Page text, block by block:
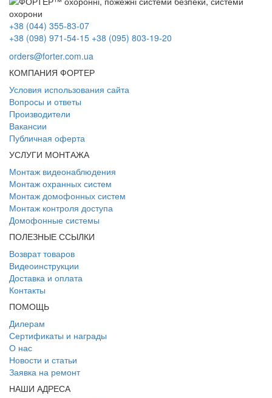
+38 (044) 355-83-07
+38 (098) 971-54-15 +38 (095) 803-19-20
orders@forter.com.ua
КОМПАНИЯ ФОРТЕР
Условия использования сайта
Вопросы и ответы
Производители
Вакансии
Публичная оферта
УСЛУГИ МОНТАЖА
Монтаж видеонаблюдения
Монтаж охранных систем
Монтаж домофонных систем
Монтаж контроля доступа
Домофонные системы
ПОЛЕЗНЫЕ ССЫЛКИ
Возврат товаров
Видеоинструкции
Доставка и оплата
Контакты
ПОМОЩЬ
Дилерам
Сертификаты и награды
О нас
Новости и статьи
Заявка на ремонт
НАШИ АДРЕСА